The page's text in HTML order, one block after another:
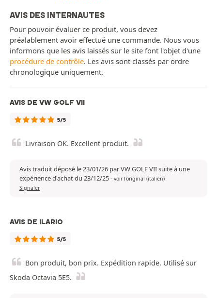
AVIS DES INTERNAUTES
Pour pouvoir évaluer ce produit, vous devez
préalablement avoir effectué une commande. Nous vous
informons que les avis laissés sur le site font l'objet d'une
procédure de contrôle. Les avis sont classés par ordre
chronologique uniquement.
AVIS DE VW GOLF VII
5/5
Livraison OK. Excellent produit.
Avis traduit déposé le 23/01/26 par VW GOLF VII suite à une
expérience d'achat du 23/12/25- voir l'original (italien)
Signaler
AVIS DE ILARIO
5/5
Bon produit, bon prix. Expédition rapide. Utilisé sur
Skoda Octavia 5E5.